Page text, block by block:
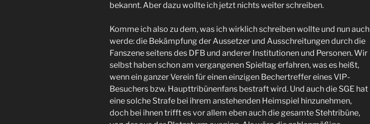
bekannt. Aber dazu wollte ich jetzt nichts weiter schreiben.
Komme ich also zu dem, was ich wirklich schreiben wollte und nun auch
werde: die Bekämpfung der Aussetzer und Ausschreitungen durch die
Fanszene seitens des DFB und anderer Institutionen und Personen. Wir
selbst haben schon am vergangenen Spieltag erfahren, was es heißt,
wenn ein ganzer Verein für einen einzigen Bechertreffer eines VIP-
Besuchers bzw. Haupttribünenfans bestraft wird. Und auch die SGE hat
eine solche Strafe bei ihrem anstehenden Heimspiel hinzunehmen,
doch bei ihnen trifft es vor allem eben auch die gesamte Stehtribüne,